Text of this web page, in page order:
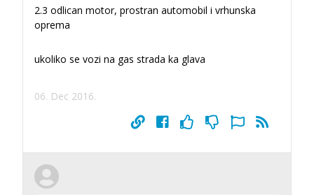
2.3 odlican motor, prostran automobil i vrhunska
oprema
ukoliko se vozi na gas strada ka glava
06. Dec 2016.